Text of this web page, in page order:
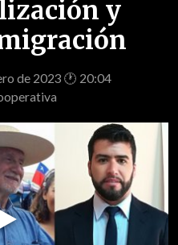
y
de 2023 🕐 20:04